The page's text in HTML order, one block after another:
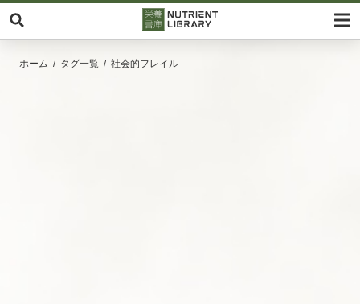
ホーム タグ一覧 社会的フレイル